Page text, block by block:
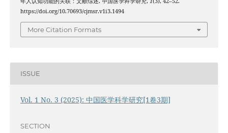
https://doi.org/10.70693/cjmsr.v1i3.1494
More Citation Formats
ISSUE
Vol. 1 No. 3 (2025): 中国医学科学研究[1卷3期]
SECTION